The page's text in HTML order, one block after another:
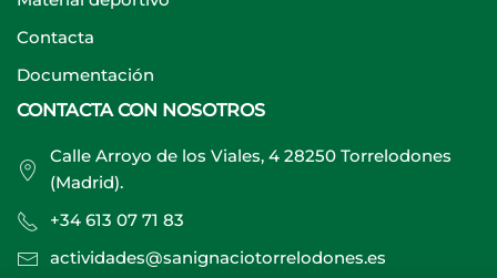
Contacta
Documentación
CONTACTA CON NOSOTROS
Calle Arroyo de los Viales, 4 28250 Torrelodones
(Madrid).
+34 613 07 71 83
actividades@sanignaciotorrelodones.es